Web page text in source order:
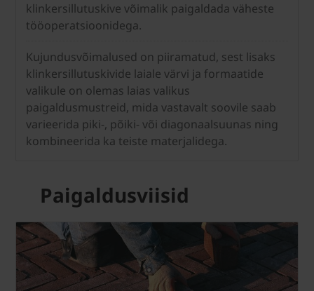
klinkersillutuskive võimalik paigaldada väheste
tööoperatsioonidega.
Kujundusvõimalused on piiramatud, sest lisaks
klinkersillutuskivide laiale värvi ja formaatide
valikule on olemas laias valikus
paigaldusmustreid, mida vastavalt soovile saab
varieerida piki-, põiki- või diagonaalsuunas ning
kombineerida ka teiste materjalidega.
Paigaldusviisid